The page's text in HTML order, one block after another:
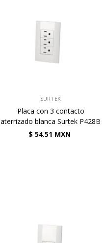
SURTEK
Placa con 3 contacto
aterrizado blanca Surtek P428B
$ 54.51 MXN